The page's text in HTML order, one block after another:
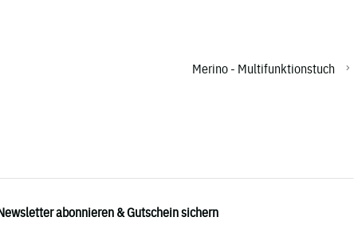
Merino - Multifunktionstuch
abonnieren & Gutschein sichern